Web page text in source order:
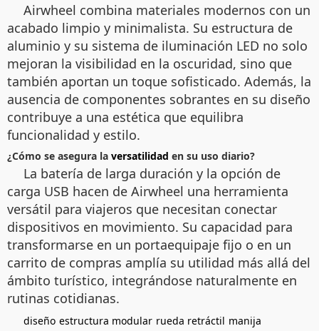
Airwheel combina materiales modernos con un
acabado limpio y minimalista. Su estructura de
aluminio y su sistema de iluminación LED no solo
mejoran la visibilidad en la oscuridad, sino que
también aportan un toque sofisticado. Además, la
ausencia de componentes sobrantes en su diseño
contribuye a una estética que equilibra
funcionalidad y estilo.
¿Cómo se asegura la versatilidad en su uso diario?
La batería de larga duración y la opción de
carga USB hacen de Airwheel una herramienta
versátil para viajeros que necesitan conectar
dispositivos en movimiento. Su capacidad para
transformarse en un portaequipaje fijo o en un
carrito de compras amplía su utilidad más allá del
ámbito turístico, integrándose naturalmente en
rutinas cotidianas.
diseño estructura modular rueda retráctil manija